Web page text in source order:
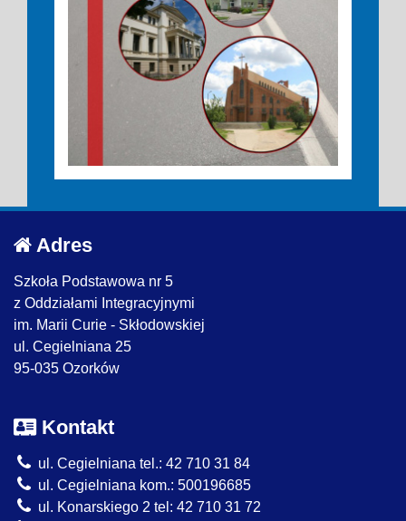
Adres
Szkoła Podstawowa nr 5
z Oddziałami Integracyjnymi
im. Marii Curie - Skłodowskiej
ul. Cegielniana 25
95-035 Ozorków
Kontakt
ul. Cegielniana tel.: 42 710 31 84
ul. Cegielniana kom.: 500196685
ul. Konarskiego 2 tel: 42 710 31 72